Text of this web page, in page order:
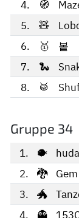
4.
🧭
5.
🧸
6.
🥇 봍
7.
🐍
8.
🥁
Gruppe 34
1. 🐡
2.
🐉
3.
🐲
4.
👻